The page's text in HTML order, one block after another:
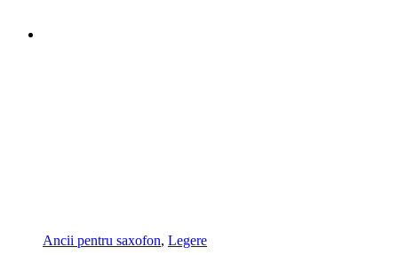
Ancii pentru saxofon, Legere